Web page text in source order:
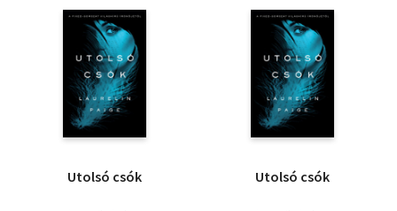
Utolsó csók Utolsó csók